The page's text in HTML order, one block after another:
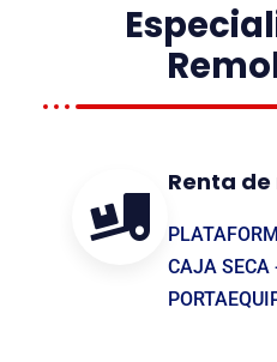
Renta
CAJA SECA